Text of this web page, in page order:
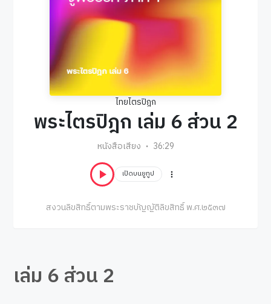
ไทยไตรปิฎก
พระไตรปิฎก เล่ม 6 ส่วน 2
หนังสือเสียง 36:29
เปิดบนยูทูป
สงวนลิขสิทธิ์ตามพระราชบัญญัติลิขสิทธิ์ พ.ศ.๒๕๓๗
เล่ม 6 ส่วน 2